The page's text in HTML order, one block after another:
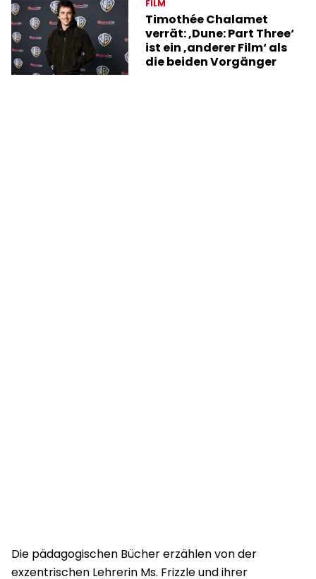
FILM
Timothée Chalamet
verrät: ‚Dune: Part Three‘
ist ein ‚anderer Film‘ als
die beiden Vorgänger
Die pädagogischen Bücher erzählen von der
exzentrischen Lehrerin Ms. Frizzle und ihrer